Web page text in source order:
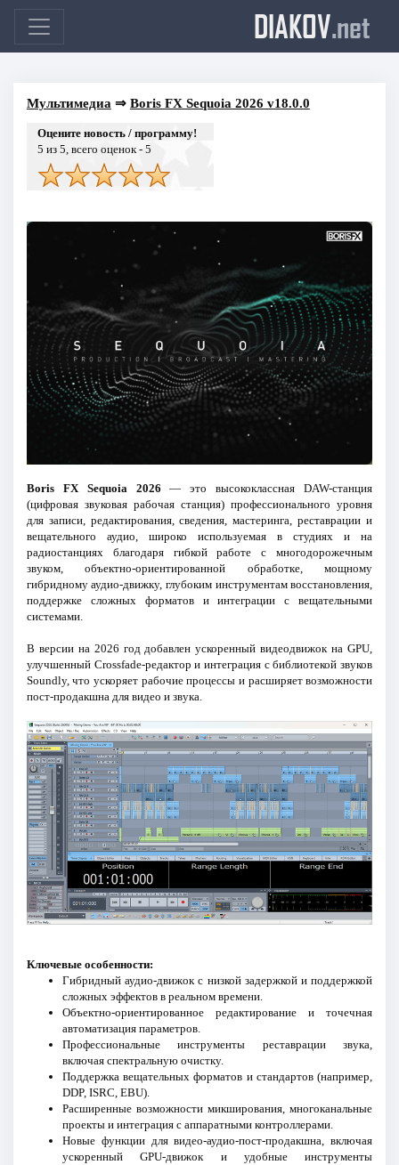
DIAKOV.net
Мультимедиа ⇒ Boris FX Sequoia 2026 v18.0.0
Оцените новость / программу!
5 из 5, всего оценок - 5
Boris FX Sequoia 2026 — это высококлассная DAW-станция
(цифровая звуковая рабочая станция) профессионального уровня
для записи, редактирования, сведения, мастеринга, реставрации и
вещательного аудио, широко используемая в студиях и на
радиостанциях благодаря гибкой работе с многодорожечным
звуком, объектно-ориентированной обработке, мощному
гибридному аудио-движку, глубоким инструментам восстановления,
поддержке сложных форматов и интеграции с вещательными
системами.
В версии на 2026 год добавлен ускоренный видеодвижок на GPU,
улучшенный Crossfade-редактор и интеграция с библиотекой звуков
Soundly, что ускоряет рабочие процессы и расширяет возможности
пост-продакшна для видео и звука.
Ключевые особенности:
Гибридный аудио-движок с низкой задержкой и поддержкой
сложных эффектов в реальном времени.
Объектно-ориентированное редактирование и точечная
автоматизация параметров.
Профессиональные инструменты реставрации звука,
включая спектральную очистку.
Поддержка вещательных форматов и стандартов (например,
DDP, ISRC, EBU).
Расширенные возможности микширования, многоканальные
проекты и интеграция с аппаратными контроллерами.
Новые функции для видео-аудио-пост-продакшна, включая
ускоренный GPU-движок и удобные инструменты